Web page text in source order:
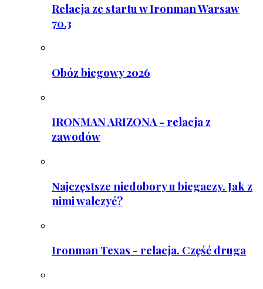
Relacja ze startu w Ironman Warsaw
70.3
Obóz biegowy 2026
IRONMAN ARIZONA - relacja z
zawodów
Najczęstsze niedobory u biegaczy. Jak z
nimi walczyć?
Ironman Texas - relacja. Część druga